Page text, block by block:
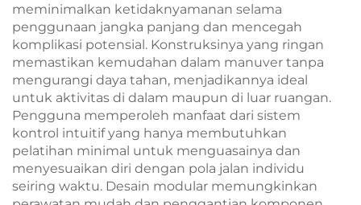
meminimalkan ketidaknyamanan selama
penggunaan jangka panjang dan mencegah
komplikasi potensial. Konstruksinya yang ringan
memastikan kemudahan dalam manuver tanpa
mengurangi daya tahan, menjadikannya ideal
untuk aktivitas di dalam maupun di luar ruangan.
Pengguna memperoleh manfaat dari sistem
kontrol intuitif yang hanya membutuhkan
pelatihan minimal untuk menguasainya dan
menyesuaikan diri dengan pola jalan individu
seiring waktu. Desain modular memungkinkan